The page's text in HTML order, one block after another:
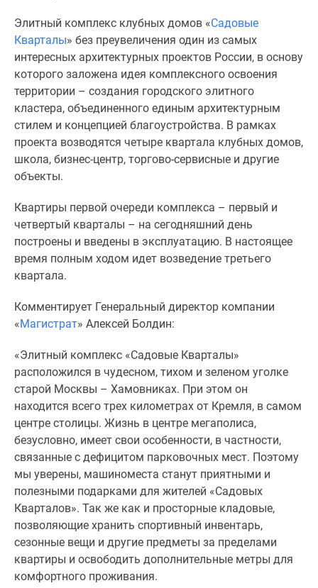
новостроек
Экология
Москвы
Подмосковья
Студии
комнатные
комнатные
комнатные
Квартиры
карте
Ипотечный
Семейная
ипотека
ипотека
Банки
программы
Медиа
Новости
недвижимости
Мнение
эксперта
Аналитика
рынка
Покупателю
Экспертиза
новостроек
Элитный комплекс клубных домов «Садовые
Кварталы» без преувеличения один из самых
интересных архитектурных проектов России, в основу
которого заложена идея комплексного освоения
территории – создания городского элитного
кластера, объединенного единым архитектурным
стилем и концепцией благоустройства. В рамках
проекта возводятся четыре квартала клубных домов,
школа, бизнес-центр, торгово-сервисные и другие
объекты.
Квартиры первой очереди комплекса – первый и
четвертый кварталы – на сегодняшний день
построены и введены в эксплуатацию. В настоящее
время полным ходом идет возведение третьего
квартала.
Комментирует Генеральный директор компании
«Магистрат» Алексей Болдин:
«Элитный комплекс «Садовые Кварталы»
расположился в чудесном, тихом и зеленом уголке
старой Москвы – Хамовниках. При этом он
находится всего трех километрах от Кремля, в самом
центре столицы. Жизнь в центре мегаполиса,
безусловно, имеет свои особенности, в частности,
связанные с дефицитом парковочных мест. Поэтому
мы уверены, машиноместа станут приятными и
полезными подарками для жителей «Садовых
Кварталов». Так же как и просторные кладовые,
позволяющие хранить спортивный инвентарь,
сезонные вещи и другие предметы за пределами
квартиры и освободить дополнительные метры для
комфортного проживания.